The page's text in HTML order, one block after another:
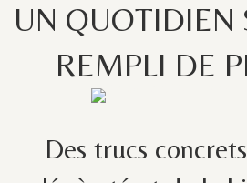
UN QUOTIDIEN
REMPLI DE
Des trucs